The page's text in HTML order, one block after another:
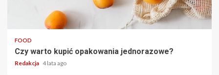
FOOD
Czy warto kupić opakowania jednorazowe?
Redakcja 4 lata ago